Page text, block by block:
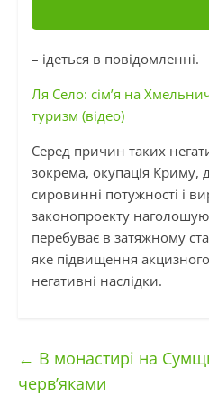
– ідеться в повідомленні.
Ля Село: сім’я на
туризм (відео)
Серед причин таких
зокрема, окупація Криму,
сировинні потужності і
законопроекту
перебуває в затяжному
яке підвищення
негативні наслідки.
← В монастирі на
черв’яками